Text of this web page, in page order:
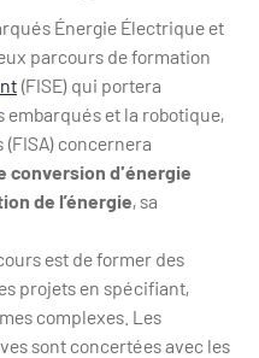
Énergie Électrique et
parcours de formation
(FISE) qui portera
embarqués et la robotique,
concernera
conversion d'énergie
de l’énergie, sa
est de former des
projets en spécifiant,
complexes. Les
sont concertées avec les